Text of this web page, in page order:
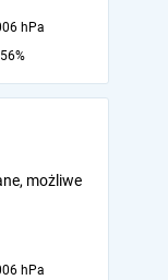
hPa
56%
możliwe
hPa